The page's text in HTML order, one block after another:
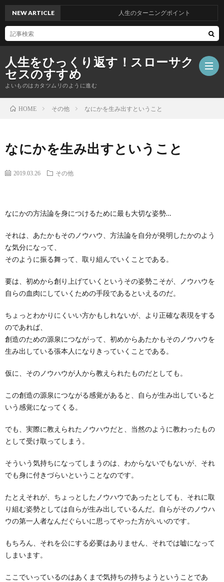
人生をひっくり返す！スローサク
セスのすすめ
よいものはカタツムリのように進む
ル
レ
ン
NEW ARTICLE 人生のターニングポイント
HOME その他 なにかを生み出すということ
なにかを生み出すということ
2019.03.26 その他
なにかの方法論を身につけるために最も大切な姿勢…
それは、あたかもそのノウハウ、方法論を自分が発明したかのよう
な気分になって、
そのように振る舞って、取り組んでいくことである。
要は、初めから創り上げていくというその姿勢こそが、ノウハウを
自らの血肉にしていくための手段であるといえるのだ。
ちょっとわかりにくいい方かもしれないが、より正確な表現をする
のであれば、
創造のための源泉につながって、初めからあたかもそのノウハウを
生み出している張本人になりきっていくことである。
仮に、そのノウハウが人から教えられたものだとしても。
この創造の源泉につながる感覚があると、自らが生み出していると
いう感覚になってくる。
でも、実際に教えられたノウハウだと、当然のように教わったもの
として受け取ってしまう。
そういう気持ちになってしまうのは、わからないでもないが、それ
でも身に付きづらいということなのです。
たとえそれが、ちょっとしたノウハウであったとしても、それに取
り組む姿勢としては自らが生み出しているんだ。自らがそのノウハ
ウの第一人者なんだぐらいに思ってやった方がいいのです。
もちろん、それを公にする必要はありません、それでは嘘になって
しまいます。
ここでいっているのはあくまで気持ちの持ちようということであ